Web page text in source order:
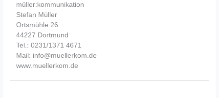
müller:kommunikation
Stefan Müller
Ortsmühle 26
44227 Dortmund
Tel.: 0231/1371 4671
Mail: info@muellerkom.de
www.muellerkom.de